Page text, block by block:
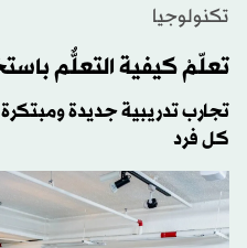
تكنولوجيا
تعلّمْ كيفية التعلٌّم
تجارب تدريبية جديدة
كل فرد